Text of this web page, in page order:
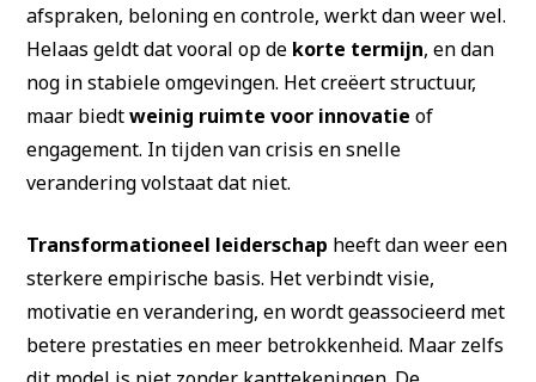
afspraken, beloning en controle, werkt dan weer wel.
Helaas geldt dat vooral op de korte termijn, en dan
nog in stabiele omgevingen. Het creëert structuur,
maar biedtweinig ruimte voor innovatieof
engagement. In tijden van crisis en snelle
verandering volstaat dat niet.
Transformationeel leiderschap heeft dan weer een
sterkere empirische basis. Het verbindt visie,
motivatie en verandering, en wordt geassocieerd met
betere prestaties en meer betrokkenheid. Maar zelfs